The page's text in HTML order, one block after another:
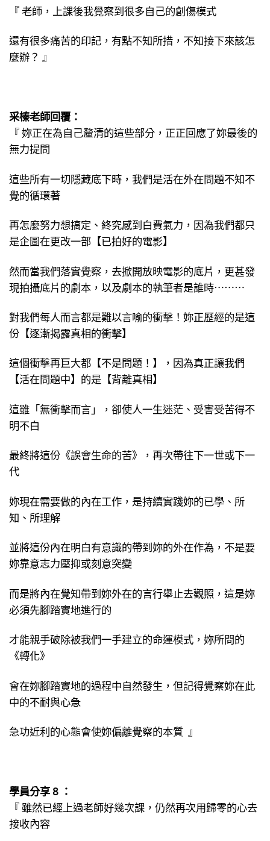
『 老師，上課後我覺察到很多自己的創傷模式
還有很多痛苦的印記，有點不知所措，不知接下來該怎
麼辦？ 』
采榛老師回覆：
『 妳正在為自己釐清的這些部分，正正回應了妳最後的
無力提問
這些所有一切隱藏底下時，我們是活在外在問題不知不
覺的循環著
再怎麼努力想搞定、終究感到白費氣力，因為我們都只
是企圖在更改一部【已拍好的電影】
然而當我們落實覺察，去掀開放映電影的底片，更甚發
現拍攝底片的劇本，以及劇本的執筆者是誰時⋯⋯⋯
對我們每人而言都是難以言喻的衝擊！妳正歷經的是這
份【逐漸揭露真相的衝擊】
這個衝擊再巨大都【不是問題！】，因為真正讓我們
【活在問題中】的是【背離真相】
這雖「無衝擊而言」，卻使人一生迷茫、受害受苦得不
明不白
最終將這份《誤會生命的苦》，再次帶往下一世或下一
代
妳現在需要做的內在工作，是持續實踐妳的已學、所
知、所理解
並將這份內在明白有意識的帶到妳的外在作為，不是要
妳靠意志力壓抑或刻意突變
而是將內在覺知帶到妳外在的言行舉止去觀照，這是妳
必須先腳踏實地進行的
才能親手破除被我們一手建立的命運模式，妳所問的
《轉化》
會在妳腳踏實地的過程中自然發生，但記得覺察妳在此
中的不耐與心急
急功近利的心態會使妳偏離覺察的本質 』
學員分享 8 ：
『 雖然已經上過老師好幾次課，仍然再次用歸零的心去
接收內容